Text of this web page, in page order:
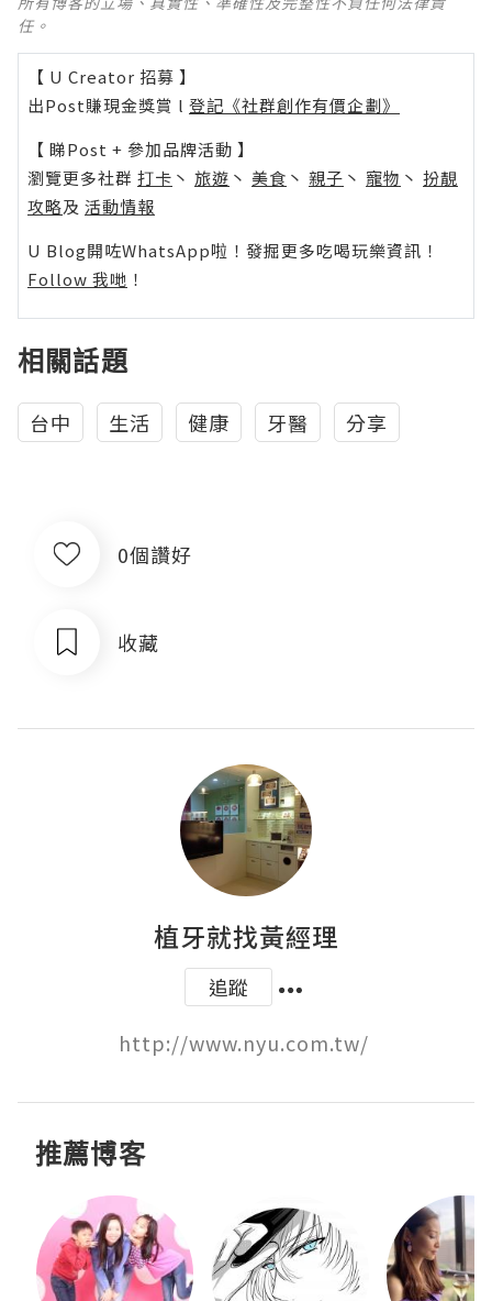
任。
【 U Creator 招募 】
出Post賺現金獎賞 l 登記《社群創作有價企劃》
【 睇Post + 參加品牌活動 】
瀏覽更多社群 打卡 丶 旅遊 丶 美食 丶 親子 丶 寵物 丶 扮靚
攻略及 活動情報
U Blog開咗WhatsApp啦！發掘更多吃喝玩樂資訊！
Follow 我哋 ！
相關話題
台中 生活 健康 牙醫 分享
0個讚好
收藏
植牙就找黃經理
追蹤
http://www.nyu.com.tw/
推薦博客